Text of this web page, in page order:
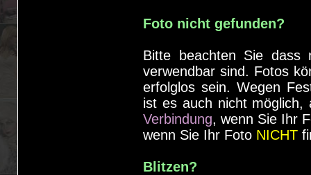
Foto nicht gefunden?
Bitte beachten Sie dass
verwendbar sind. Fotos
erfolglos sein. Wegen
ist es auch nicht
Verbindung, wenn Sie Ihr
wenn Sie Ihr Foto NICHT
Blitzen?